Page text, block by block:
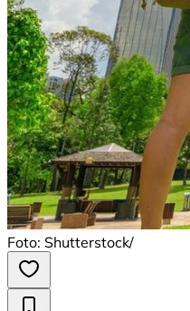
Foto: Shutterstock/